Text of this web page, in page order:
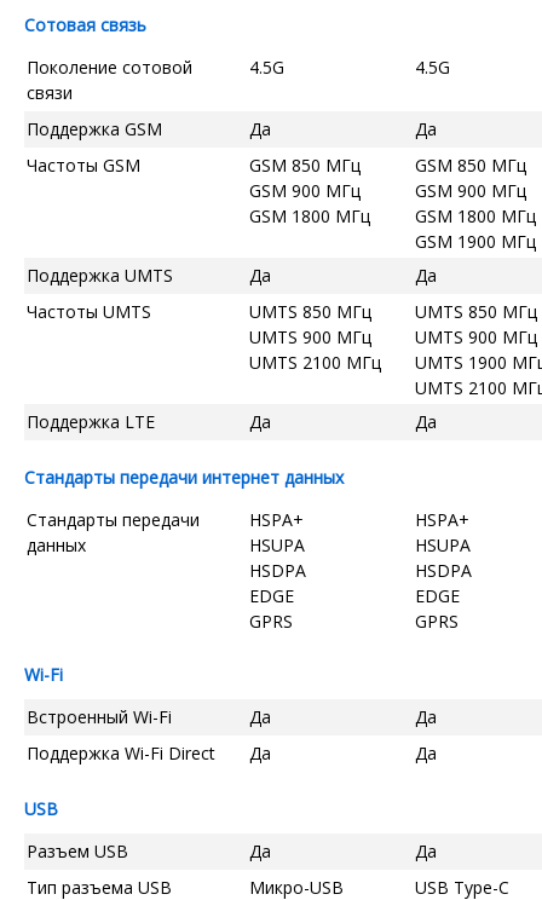
Сотовая связь
Поколение сотовой
связи
4.5G 4.5G
Поддержка GSM Да
Да
Частоты GSM
GSM 850 МГц
GSM 900 МГц
GSM 1800 МГц
GSM 850 МГц
GSM 900 МГц
GSM 1800 МГц
GSM 1900 МГц
Поддержка UMTS
Да
Да
Частоты UMTS
UMTS 850 МГц
UMTS 900 МГц
UMTS 2100 МГц
UMTS 850 МГц
UMTS 900 МГц
UMTS 1900
UMTS 2100
Поддержка LTE
Да Да
Стандарты передачи интернет данных
Стандарты передачи
данных
HSPA+
HSUPA
HSDPA
EDGE
GPRS
HSPA+
HSUPA
HSDPA
EDGE
GPRS
Wi-Fi
Встроенный Wi-Fi
Да
Да
Поддержка Wi-Fi Direct
Да Да
USB
Разъем USB
Да
Да
Тип разъема USB
Микро-USB
USB Type-C